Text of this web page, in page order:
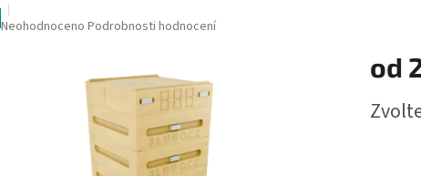
Průměrné
Neohodnoceno Podrobnosti hodnocení
od
cena: